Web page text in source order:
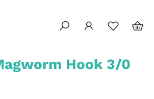
Hook 3/0